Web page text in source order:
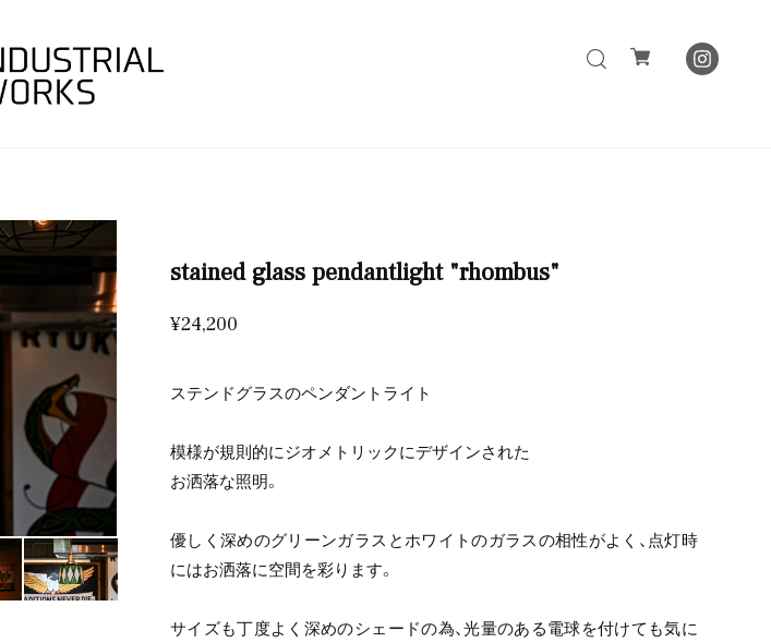
stained glass pendantlight "rhombus"
¥24,200
ステンドグラスのペンダントライト
模様が規則的にジオメトリックにデザインされた
お洒落な照明。
優しく深めのグリーンガラスとホワイトのガラスの相性がよく、点灯時
にはお洒落に空間を彩ります。
サイズも丁度よく深めのシェードの為、光量のある電球を付けても気に